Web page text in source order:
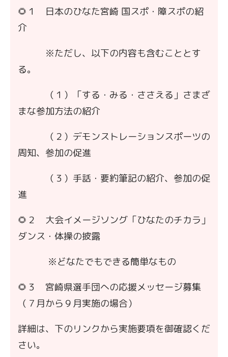
🌻１ 日本のひなた宮崎 国スポ・障スポの紹
介
※ただし、以下の内容も含むこととす
る。
（１）「する・みる・ささえる」さまざ
まな参加方法の紹介
（２）デモンストレーションスポーツの
周知、参加の促進
（３）手話・要約筆記の紹介、参加の促
進
🌻２ 大会イメージソング「ひなたのチカラ」
ダンス・体操の披露
※どなたでもできる簡単なもの
🌻３ 宮崎県選手団への応援メッセージ募集
（７月から９月実施の場合）
詳細は、下のリンクから実施要項を御確認くだ
さい。